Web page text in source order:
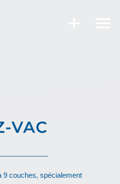
VAC
9 couches, spécialement